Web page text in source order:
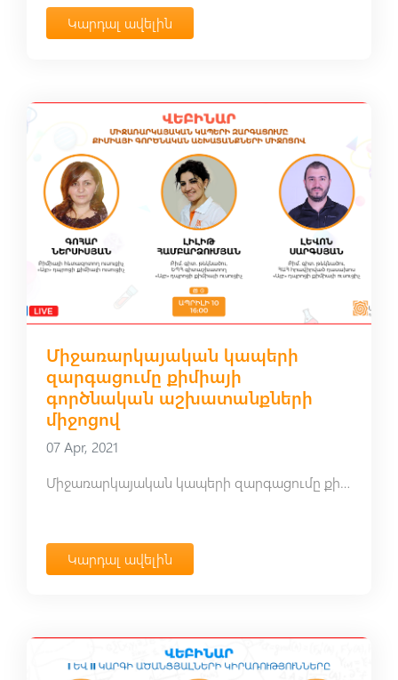
Կարդալ ավելին
Միջառարկայական կապերի
զարգացումը քիմիայի
գործնական աշխատանքների
միջոցով
07 Apr, 2021
Միջառարկայական կապերի զարգացումը քիմիայի գործնական աշխատանքների միջոցով
Կարդալ ավելին